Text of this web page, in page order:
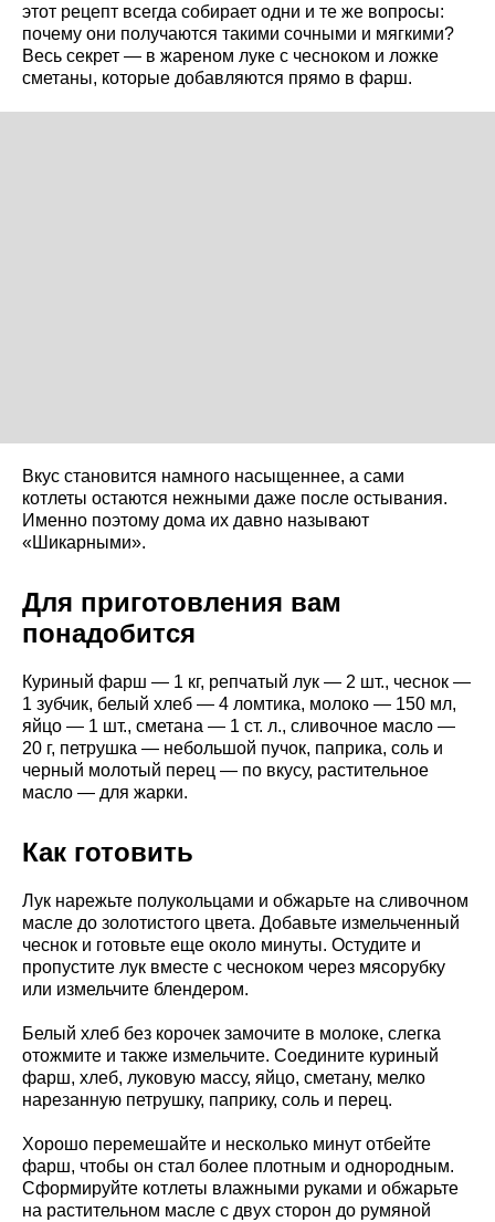
этот рецепт всегда собирает одни и те же вопросы:
почему они получаются такими сочными и мягкими?
Весь секрет — в жареном луке с чесноком и ложке
сметаны, которые добавляются прямо в фарш.
Вкус становится намного насыщеннее, а сами
котлеты остаются нежными даже после остывания.
Именно поэтому дома их давно называют
«Шикарными».
Для приготовления вам
понадобится
Куриный фарш — 1 кг, репчатый лук — 2 шт., чеснок —
1 зубчик, белый хлеб — 4 ломтика, молоко — 150 мл,
яйцо — 1 шт., сметана — 1 ст. л., сливочное масло —
20 г, петрушка — небольшой пучок, паприка, соль и
черный молотый перец — по вкусу, растительное
масло — для жарки.
Как готовить
Лук нарежьте полукольцами и обжарьте на сливочном
масле до золотистого цвета. Добавьте измельченный
чеснок и готовьте еще около минуты. Остудите и
пропустите лук вместе с чесноком через мясорубку
или измельчите блендером.
Белый хлеб без корочек замочите в молоке, слегка
отожмите и также измельчите. Соедините куриный
фарш, хлеб, луковую массу, яйцо, сметану, мелко
нарезанную петрушку, паприку, соль и перец.
Хорошо перемешайте и несколько минут отбейте
фарш, чтобы он стал более плотным и однородным.
Сформируйте котлеты влажными руками и обжарьте
на растительном масле с двух сторон до румяной